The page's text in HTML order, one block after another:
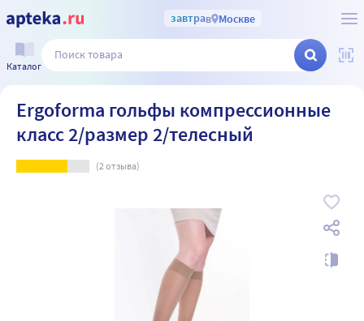
завтрав Москве
Каталог
Ergoforma гольфы компрессионные
класс 2/размер 2/телесный
(2отзыва)